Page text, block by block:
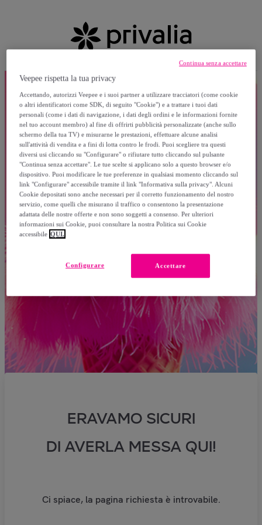
ERAVAMO SICURI
DI AVERLA MESSA QUI!
Ci spiace, la pagina richiesta è introvabile.
Veepee rispetta la tua privacy
Accettando, autorizzi Veepee e i suoi partner a utilizzare tracciatori (come cookie
o altri identificatori come SDK, di seguito "Cookie") e a trattare i tuoi dati
personali (come i dati di navigazione, i dati degli ordini e le informazioni fornite
nel tuo account membro) al fine di offrirti pubblicità personalizzate (anche sullo
schermo della tua TV) e misurarne le prestazioni, effettuare alcune analisi
sull'attività di vendita e a fini di lotta contro le frodi. Puoi scegliere tra questi
diversi usi cliccando su "Configurare" o rifiutare tutto cliccando sul pulsante
"Continua senza accettare". Le tue scelte si applicano solo a questo browser e/o
dispositivo. Puoi modificare le tue preferenze in qualsiasi momento cliccando sul
link "Configurare" accessibile tramite il link "Informativa sulla privacy". Alcuni
Cookie depositati sono anche necessari per il corretto funzionamento del nostro
servizio, come quelli che misurano il traffico o consentono la presentazione
adattata delle nostre offerte e non sono soggetti a consenso. Per ulteriori
informazioni sui Cookie, puoi consultare la nostra Politica sui Cookie
accessibile QUI.
Accettare
Configurare
Continua senza accettare